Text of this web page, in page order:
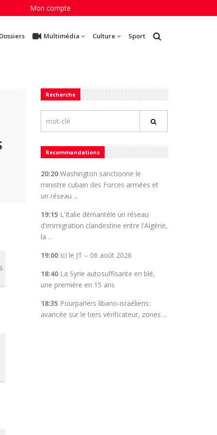
Mon compte
Multimédia Culture Sport
Recherche
Recommandations
20:20Washington sanctionne le
ministre cubain des Forces armées et
un réseau ...
19:15 L'Italie démantèle un réseau
d'immigration clandestine entre l'Algérie,
la ...
19:00Ici le JT – 06 août 2026
18:40La Syrie autosuffisante en blé,
une première en 15 ans
18:35 Pourparlers libano-israéliens:
avancée sur le tiers vérificateur, zones ...